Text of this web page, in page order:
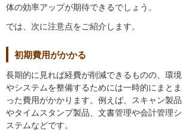
体の効率アップが期待できるでしょう。
では、次に注意点をご紹介します。
初期費用がかかる
長期的に見れば経費が削減できるものの、環境
やシステムを整備するためには一時的にまとま
った費用がかかります。例えば、スキャン製品
やタイムスタンプ製品、文書管理や会計管理シ
ステムなどです。